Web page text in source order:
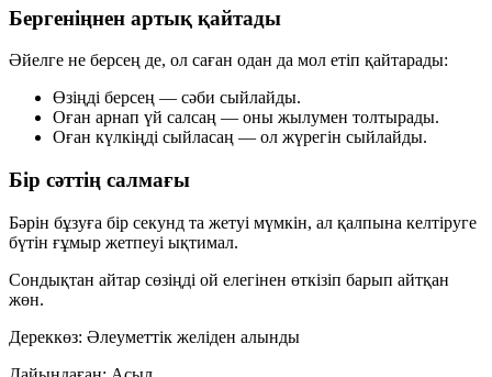
Бергеніңнен артық қайтады
Әйелге не берсең де, ол саған одан да мол етіп қайтарады:
Өзіңді берсең — сәби сыйлайды.
Оған арнап үй салсаң — оны жылумен толтырады.
Оған күлкіңді сыйласаң — ол жүрегін сыйлайды.
Бір сәттің салмағы
Бәрін бұзуға бір секунд та жетуі мүмкін, ал қалпына келтіруге
бүтін ғұмыр жетпеуі ықтимал.
Сондықтан айтар сөзіңді ой елегінен өткізіп барып айтқан
жөн.
Дереккөз: Әлеуметтік желіден алынды